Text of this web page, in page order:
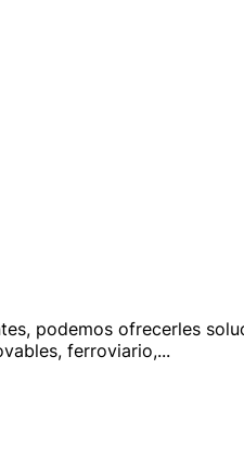
podemos ofrecerles
ferroviario,...